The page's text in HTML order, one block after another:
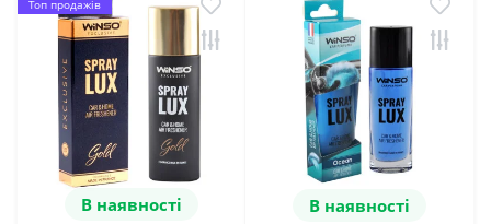
Топ продажів
В наявності В наявності